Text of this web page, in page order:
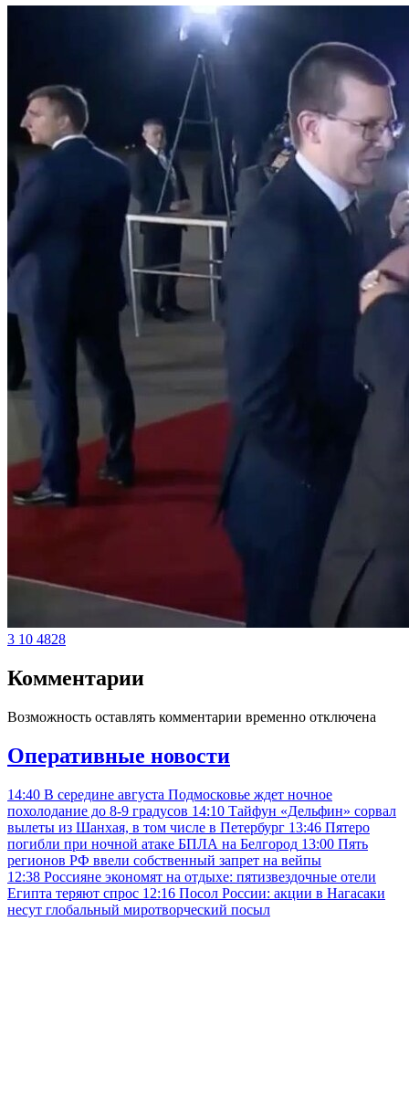
3 10 4828
Комментарии
Возможность оставлять комментарии временно отключена
Оперативные новости
14:40 В середине августа Подмосковье ждет ночное
похолодание до 8-9 градусов 14:10 Тайфун «Дельфин» сорвал
вылеты из Шанхая, в том числе в Петербург 13:46 Пятеро
погибли при ночной атаке БПЛА на Белгород 13:00 Пять
регионов РФ ввели собственный запрет на вейпы
12:38 Россияне экономят на отдыхе: пятизвездочные отели
Египта теряют спрос 12:16 Посол России: акции в Нагасаки
несут глобальный миротворческий посыл